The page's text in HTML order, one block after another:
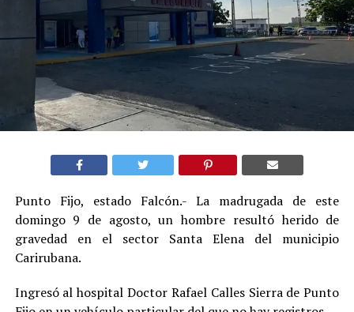
Punto Fijo, estado Falcón.- La madrugada de este
domingo 9 de agosto, un hombre resultó herido de
gravedad en el sector Santa Elena del municipio
Carirubana.
Ingresó al hospital Doctor Rafael Calles Sierra de Punto